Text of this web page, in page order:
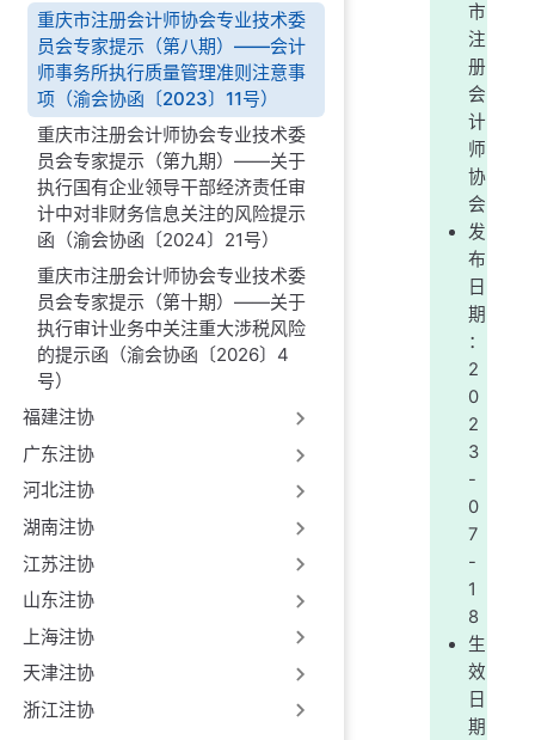
重庆市注册会计师协会专业技术委
员会专家提示（第八期）——会计
师事务所执行质量管理准则注意事
项（渝会协函〔2023〕11号）
重庆市注册会计师协会专业技术委
员会专家提示（第九期）——关于
执行国有企业领导干部经济责任审
计中对非财务信息关注的风险提示
函（渝会协函〔2024〕21号）
重庆市注册会计师协会专业技术委
员会专家提示（第十期）——关于
执行审计业务中关注重大涉税风险
的提示函（渝会协函〔2026〕4
号）
福建注协
广东注协
河北注协
湖南注协
江苏注协
山东注协
上海注协
天津注协
浙江注协
市
注
册
会
计
师
协
会
发
布
日
期
：
2
0
2
3
-
0
7
-
1
8
生
效
日
期